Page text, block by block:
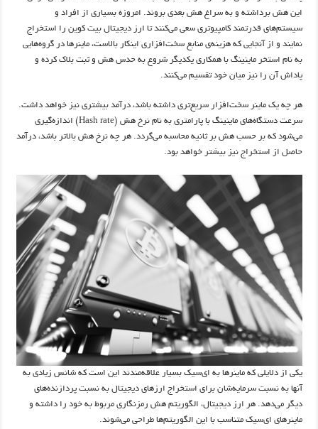
این هش برداشته و به سراغ هش بعدی بروند. امروزه بسیاری از افراد و
سیستم‌های قدرتمند کامپیوتری سعی می‌کنند تا ارز دیجیتال بیت کوین را استخراج
نمایند و از آنجایی که هزینه‌ی منابع سخت‌افزاری اینکار بالاست، ماینرها در گروه‌هایی
به نام استخر ماینینگ با همکاری یکدیگر شروع به حدس هش و ثبت بلاک کرده و
پاداش آن را نیز میان خود تقسیم می‌کنند.
هر چه یک ماینر سخت‌افزار سریع‌تری داشته باشد، درآمد بیشتری نیز خواهد داشت.
سرعت دستگاه‌های ماینینگ با پارامتری به نام نرخ هش (Hash rate) اندازه‌گیری
می‌شود که بر حسب هش بر ثانیه محاسبه می‌گردد. هر چه نرخ هش بالاتر باشد، درآمد
حاصل از استخراج نیز بیشتر خواهد بود.
یکی از دلایلی که ماینرها به ای‌سیک بسیار علاقه‌مندند این است که شانس زیادی به
آنها به نسبت سرمایه‌شان برای استخراج ارزهای دیجیتال به نسبت پردازنده‌های
دیگر می‌دهد. هر ارز دیجیتال، الگوریتم هش رمزنگاری مربوط به خود را داشته و
ماینرهای ای‌سیک متناسب با این الگوریتم‌ها طراحی می‌شوند.